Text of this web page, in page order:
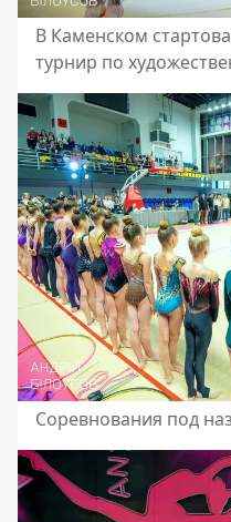
В Каменском
турнир по
Соревнования под